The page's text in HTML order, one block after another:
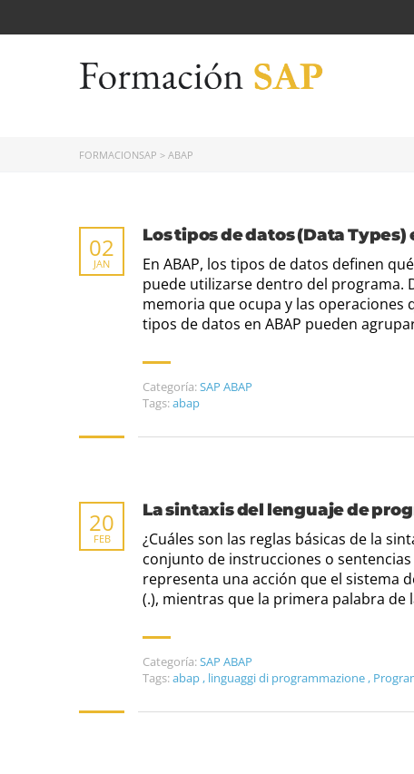
FORMACIONSAP > ABAP
Los tipos de datos (Data Types)
02
JAN
En ABAP, los tipos de datos definen
puede utilizarse dentro del programa.
memoria que ocupa y las operaciones
tipos de datos en ABAP pueden
Categoría:SAP ABAP
Tags:abap
La sintaxis del lenguaje de
20
FEB
¿Cuáles son las reglas básicas de la
conjunto de instrucciones o
representa una acción que el sistema
(.), mientras que la primera palabra
Categoría:SAP ABAP
Tags:abap , linguaggi di programmazione ,